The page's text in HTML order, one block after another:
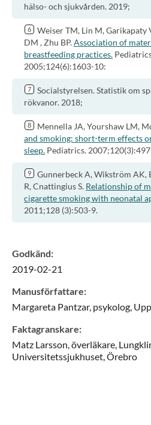
hälso- och sjukvården. 2019;
Weiser TM, Lin M, Garikapaty
DM , Zhu BP.Association of
breastfeeding practices.
2005;124(6):1603-10:
Socialstyrelsen. Statistik om
rökvanor. 2018;
Mennella JA, Yourshaw LM,
and smoking: short-term effects
sleep. Pediatrics.
Gunnerbeck A, Wikström AK,
R, Cnattingius S. Relationship of
cigarette smoking with neonatal
2011;128 (3):503-9.
Godkänd:
2019-02-21
Manusförfattare:
Margareta Pantzar, psykolog,
Faktagranskare:
Matz Larsson,överläkare,
Universitetssjukhuset,Örebro